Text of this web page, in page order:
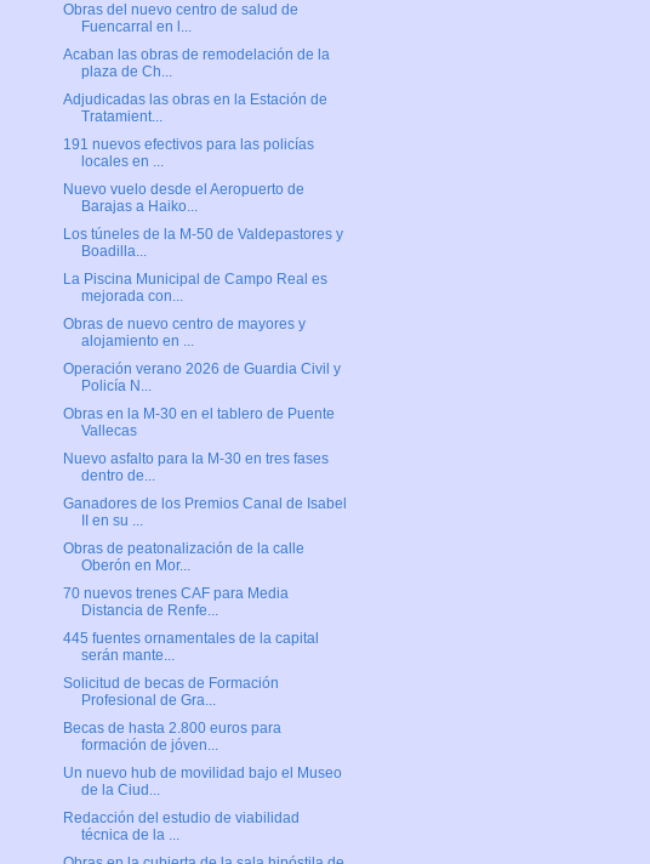
Obras del nuevo centro de salud de
Fuencarral en l...
Acaban las obras de remodelación de la
plaza de Ch...
Adjudicadas las obras en la Estación de
Tratamient...
191 nuevos efectivos para las policías
locales en ...
Nuevo vuelo desde el Aeropuerto de
Barajas a Haiko...
Los túneles de la M-50 de Valdepastores y
Boadilla...
La Piscina Municipal de Campo Real es
mejorada con...
Obras de nuevo centro de mayores y
alojamiento en ...
Operación verano 2026 de Guardia Civil y
Policía N...
Obras en la M-30 en el tablero de Puente
Vallecas
Nuevo asfalto para la M-30 en tres fases
dentro de...
Ganadores de los Premios Canal de Isabel
II en su ...
Obras de peatonalización de la calle
Oberón en Mor...
70 nuevos trenes CAF para Media
Distancia de Renfe...
445 fuentes ornamentales de la capital
serán mante...
Solicitud de becas de Formación
Profesional de Gra...
Becas de hasta 2.800 euros para
formación de jóven...
Un nuevo hub de movilidad bajo el Museo
de la Ciud...
Redacción del estudio de viabilidad
técnica de la ...